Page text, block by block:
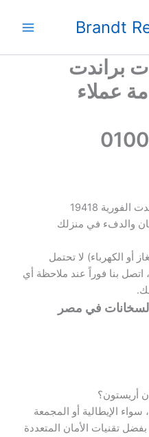
Brandt
براندت
خدمة عملاء
أو الكهرباء) لا تحتمل
بنا فوراً عند ملاحظة أي
في مصر
أريستون؟
، سواء الإيطالية أو المجمعة
تقنيات الأمان المتعددة